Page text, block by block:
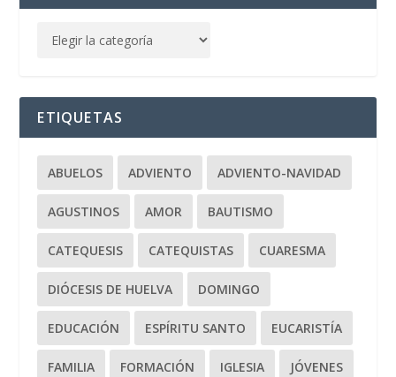
ETIQUETAS
ABUELOS ADVIENTO ADVIENTO-NAVIDAD
AGUSTINOS AMOR BAUTISMO
CATEQUESIS CATEQUISTAS CUARESMA
DIÓCESIS DE HUELVA DOMINGO
EDUCACIÓN ESPÍRITU SANTO EUCARISTÍA
FAMILIA FORMACIÓN IGLESIA JÓVENES